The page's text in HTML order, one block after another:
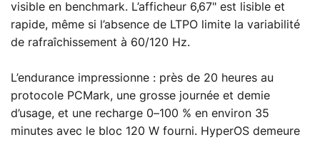
visible en benchmark. L’afficheur 6,67" est lisible et
rapide, même si l’absence de LTPO limite la variabilité
de rafraîchissement à 60/120 Hz.
L’endurance impressionne : près de 20 heures au
protocole PCMark, une grosse journée et demie
d’usage, et une recharge 0–100 % en environ 35
minutes avec le bloc 120 W fourni. HyperOS demeure